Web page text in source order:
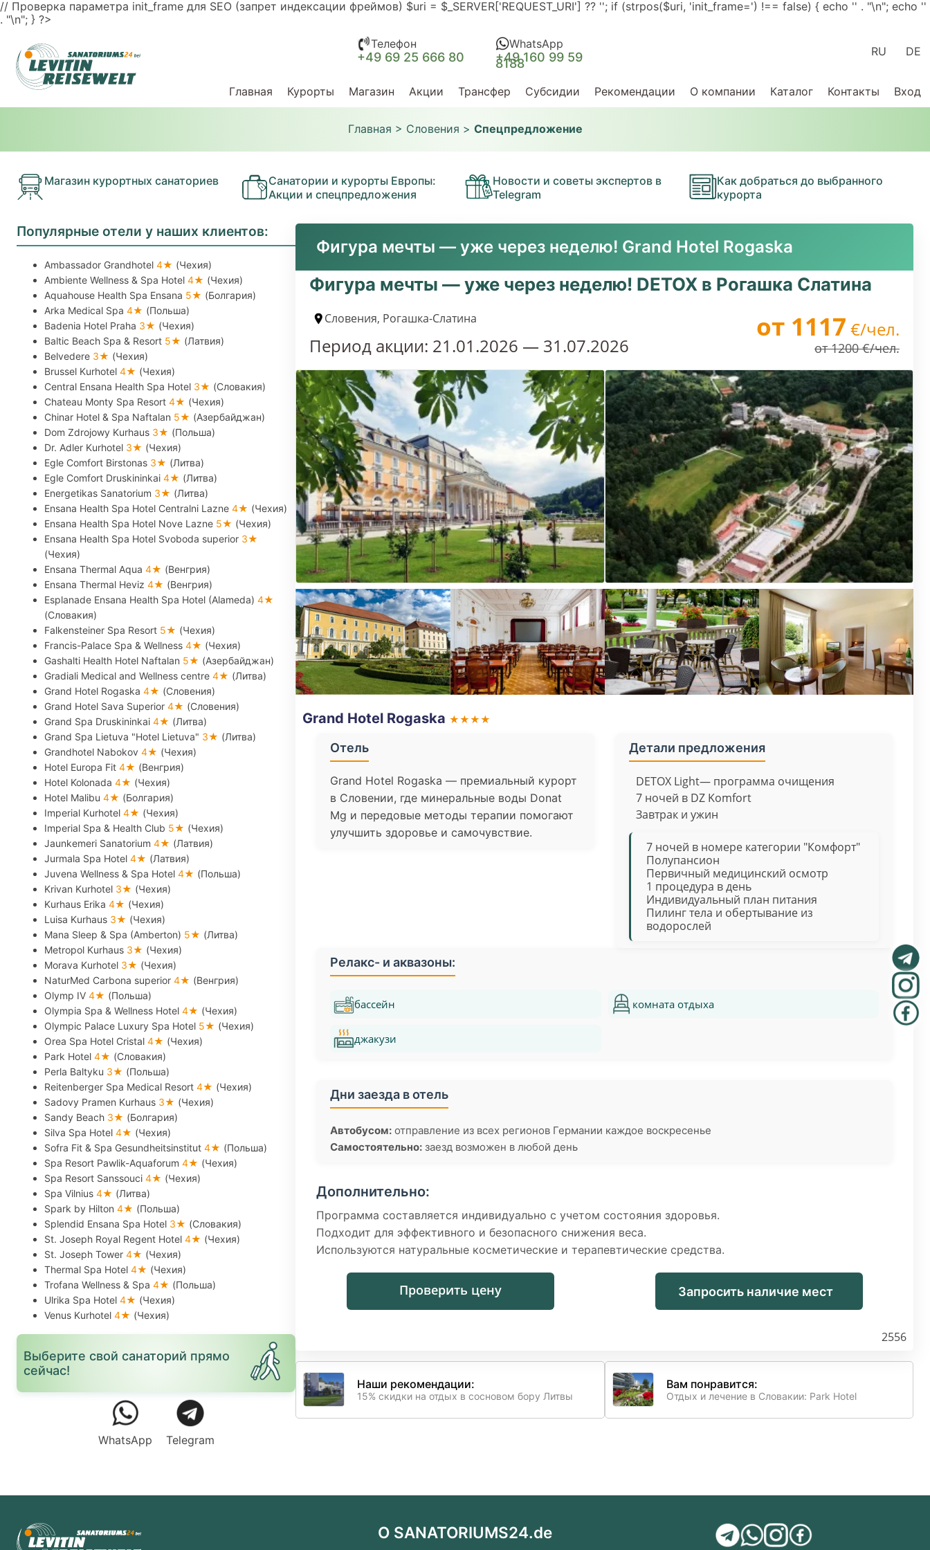
// Проверка параметра init_frame для SEO (запрет индексации фреймов) $uri = $_SERVER['REQUEST_URI'] ?? ''; if (strpos($uri, 'init_frame=') !== false) { echo '' . "\n"; echo ''
. "\n"; } ?>
Телефон
+49 69 25 666 80
WhatsApp
+49 160 99 59
8188
RU DE
Главная Курорты Магазин Акции Трансфер Субсидии Рекомендации О компании Каталог Контакты Вход
Главная > Словения > Спецпредложение
Магазин курортных санаториев
Санатории и курорты Европы:
Акции и спецпредложения
Новости и советы экспертов в
Telegram
Как добраться до выбранного
курорта
Популярные отели у наших клиентов:
Ambassador Grandhotel 4★ (Чехия)
Ambiente Wellness & Spa Hotel 4★ (Чехия)
Aquahouse Health Spa Ensana 5★ (Болгария)
Arka Medical Spa 4★ (Польша)
Badenia Hotel Praha 3★ (Чехия)
Baltic Beach Spa & Resort 5★ (Латвия)
Belvedere 3★ (Чехия)
Brussel Kurhotel 4★ (Чехия)
Central Ensana Health Spa Hotel 3★ (Словакия)
Chateau Monty Spa Resort 4★ (Чехия)
Chinar Hotel & Spa Naftalan 5★ (Азербайджан)
Dom Zdrojowy Kurhaus 3★ (Польша)
Dr. Adler Kurhotel 3★ (Чехия)
Egle Comfort Birstonas 3★ (Литва)
Egle Comfort Druskininkai 4★ (Литва)
Energetikas Sanatorium 3★ (Литва)
Ensana Health Spa Hotel Centralni Lazne 4★ (Чехия)
Ensana Health Spa Hotel Nove Lazne 5★ (Чехия)
Ensana Health Spa Hotel Svoboda superior 3★
(Чехия)
Ensana Thermal Aqua 4★ (Венгрия)
Ensana Thermal Heviz 4★ (Венгрия)
Esplanade Ensana Health Spa Hotel (Alameda) 4★
(Словакия)
Falkensteiner Spa Resort 5★ (Чехия)
Francis-Palace Spa & Wellness 4★ (Чехия)
Gashalti Health Hotel Naftalan 5★ (Азербайджан)
Gradiali Medical and Wellness centre 4★ (Литва)
Grand Hotel Rogaska 4★ (Словения)
Grand Hotel Sava Superior 4★ (Словения)
Grand Spa Druskininkai 4★ (Литва)
Grand Spa Lietuva "Hotel Lietuva" 3★ (Литва)
Grandhotel Nabokov 4★ (Чехия)
Hotel Europa Fit 4★ (Венгрия)
Hotel Kolonada 4★ (Чехия)
Hotel Malibu 4★ (Болгария)
Imperial Kurhotel 4★ (Чехия)
Imperial Spa & Health Club 5★ (Чехия)
Jaunkemeri Sanatorium 4★ (Латвия)
Jurmala Spa Hotel 4★ (Латвия)
Juvena Wellness & Spa Hotel 4★ (Польша)
Krivan Kurhotel 3★ (Чехия)
Kurhaus Erika 4★ (Чехия)
Luisa Kurhaus 3★ (Чехия)
Mana Sleep & Spa (Amberton) 5★ (Литва)
Metropol Kurhaus 3★ (Чехия)
Morava Kurhotel 3★ (Чехия)
NaturMed Carbona superior 4★ (Венгрия)
Olymp IV 4★ (Польша)
Olympia Spa & Wellness Hotel 4★ (Чехия)
Olympic Palace Luxury Spa Hotel 5★ (Чехия)
Orea Spa Hotel Cristal 4★ (Чехия)
Park Hotel 4★ (Словакия)
Perla Baltyku 3★ (Польша)
Reitenberger Spa Medical Resort 4★ (Чехия)
Sadovy Pramen Kurhaus 3★ (Чехия)
Sandy Beach 3★ (Болгария)
Silva Spa Hotel 4★ (Чехия)
Sofra Fit & Spa Gesundheitsinstitut 4★ (Польша)
Spa Resort Pawlik-Aquaforum 4★ (Чехия)
Spa Resort Sanssouci 4★ (Чехия)
Spa Vilnius 4★ (Литва)
Spark by Hilton 4★ (Польша)
Splendid Ensana Spa Hotel 3★ (Словакия)
St. Joseph Royal Regent Hotel 4★ (Чехия)
St. Joseph Tower 4★ (Чехия)
Thermal Spa Hotel 4★ (Чехия)
Trofana Wellness & Spa 4★ (Польша)
Ulrika Spa Hotel 4★ (Чехия)
Venus Kurhotel 4★ (Чехия)
Выберите свой санаторий прямо
сейчас!
WhatsApp Telegram
Фигура мечты — уже через неделю! Grand Hotel Rogaska
Фигура мечты — уже через неделю! DETOX в Рогашка Слатина
Словения, Рогашка-Слатина
Период акции: 21.01.2026 — 31.07.2026
от 1117 €/чел.
от 1200 €/чел.
Grand Hotel Rogaska ★★★★
Отель
Grand Hotel Rogaska — премиальный курорт
в Словении, где минеральные воды Donat
Mg и передовые методы терапии помогают
улучшить здоровье и самочувствие.
Детали предложения
DETOX Light— программа очищения
7 ночей в DZ Komfort
Завтрак и ужин
7 ночей в номере категории "Комфорт"
Полупансион
Первичный медицинский осмотр
1 процедура в день
Индивидуальный план питания
Пилинг тела и обертывание из
водорослей
Релакс- и аквазоны:
бассейн комната отдыха
джакузи
Дни заезда в отель
Автобусом: отправление из всех регионов Германии каждое воскресенье
Самостоятельно: заезд возможен в любой день
Дополнительно:
Программа составляется индивидуально с учетом состояния здоровья.
Подходит для эффективного и безопасного снижения веса.
Используются натуральные косметические и терапевтические средства.
Проверить цену Запросить наличие мест
2556
Наши рекомендации:
15% скидки на отдых в сосновом бору Литвы
Вам понравится:
Отдых и лечение в Словакии: Park Hotel
О SANATORIUMS24.de